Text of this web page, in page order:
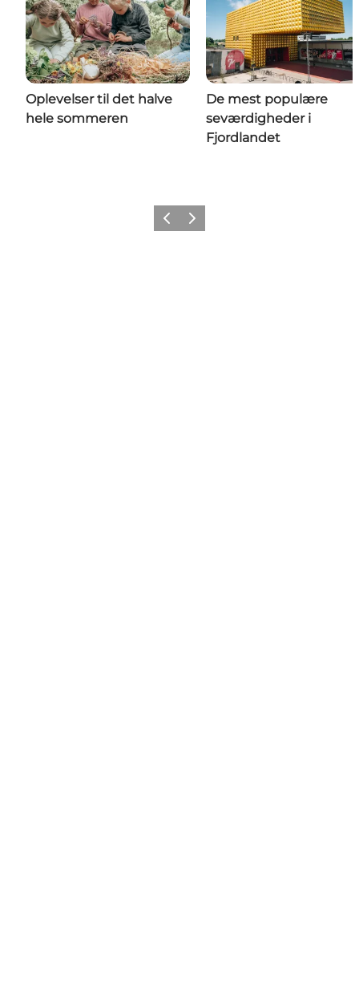
Oplevelser til det halve
hele sommeren
De mest populære
seværdigheder i
Fjordlandet
Forrige billede
Næste billede